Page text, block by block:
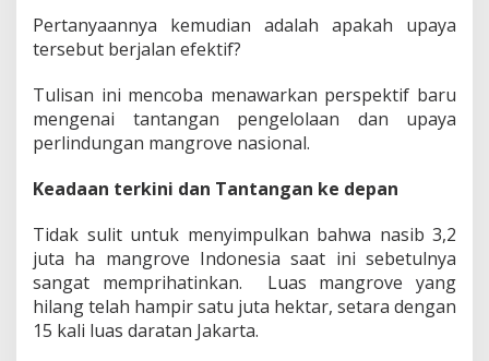
e
a
y
a
a
A
m
y
a
n
g
H
Pertanyaannya kemudian adalah apakah upaya
tersebut berjalan efektif?
Tulisan ini mencoba menawarkan perspektif baru
mengenai tantangan pengelolaan dan upaya
perlindungan mangrove nasional.
Keadaan terkini dan Tantangan ke depan
Tidak sulit untuk menyimpulkan bahwa nasib 3,2
juta ha mangrove Indonesia saat ini sebetulnya
sangat memprihatinkan. Luas mangrove yang
hilang telah hampir satu juta hektar, setara dengan
15 kali luas daratan Jakarta.